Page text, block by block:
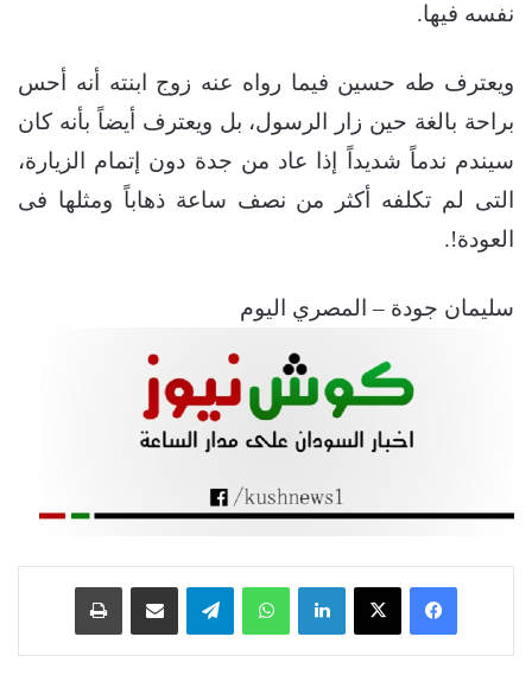
نفسه فيها.
ويعترف طه حسين فيما رواه عنه زوج ابنته أنه أحس
براحة بالغة حين زار الرسول، بل ويعترف أيضاً بأنه كان
سيندم ندماً شديداً إذا عاد من جدة دون إتمام الزيارة،
التى لم تكلفه أكثر من نصف ساعة ذهاباً ومثلها فى
العودة!.
سليمان جودة – المصري اليوم
فيسبوك ‫X لينكدإن واتساب تيلقرام